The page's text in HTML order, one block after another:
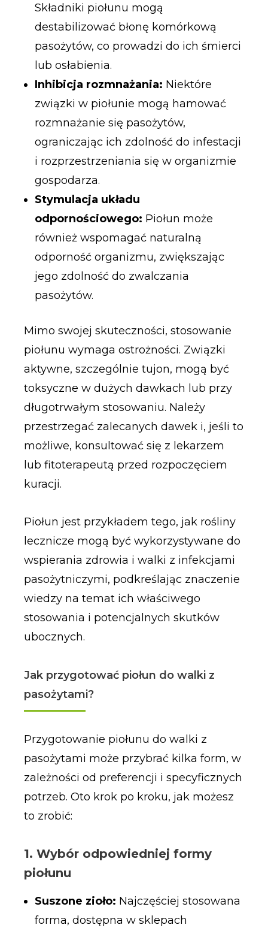
Składniki piołunu mogą
destabilizować błonę komórkową
pasożytów, co prowadzi do ich śmierci
lub osłabienia.
Inhibicja rozmnażania: Niektóre
związki w piołunie mogą hamować
rozmnażanie się pasożytów,
ograniczając ich zdolność do infestacji
i rozprzestrzeniania się w organizmie
gospodarza.
Stymulacja układu
odpornościowego: Piołun może
również wspomagać naturalną
odporność organizmu, zwiększając
jego zdolność do zwalczania
pasożytów.
Mimo swojej skuteczności, stosowanie
piołunu wymaga ostrożności. Związki
aktywne, szczególnie tujon, mogą być
toksyczne w dużych dawkach lub przy
długotrwałym stosowaniu. Należy
przestrzegać zalecanych dawek i, jeśli to
możliwe, konsultować się z lekarzem
lub fitoterapeutą przed rozpoczęciem
kuracji.
Piołun jest przykładem tego, jak rośliny
lecznicze mogą być wykorzystywane do
wspierania zdrowia i walki z infekcjami
pasożytniczymi, podkreślając znaczenie
wiedzy na temat ich właściwego
stosowania i potencjalnych skutków
ubocznych.
Jak przygotować piołun do walki z
pasożytami?
Przygotowanie piołunu do walki z
pasożytami może przybrać kilka form, w
zależności od preferencji i specyficznych
potrzeb. Oto krok po kroku, jak możesz
to zrobić:
1. Wybór odpowiedniej formy
piołunu
Suszone zioło: Najczęściej stosowana
forma, dostępna w sklepach